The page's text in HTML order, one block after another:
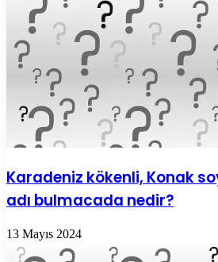
Karadeniz kökenli, Konak
adı bulmacada nedir?
13 Mayıs 2024